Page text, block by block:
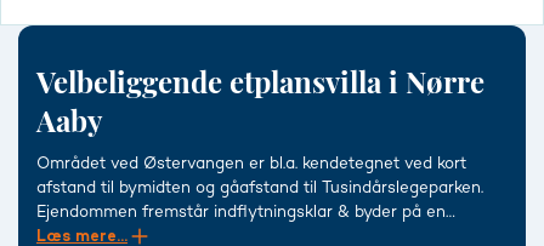
Velbeliggende etplansvilla i Nørre
Aaby
Området ved Østervangen er bl.a. kendetegnet ved kort
afstand til bymidten og gåafstand til Tusindårslegeparken.
Ejendommen fremstår indflytningsklar & byder på en
fremragende planløsning med hele 4 værelser & 2
Læs mere...